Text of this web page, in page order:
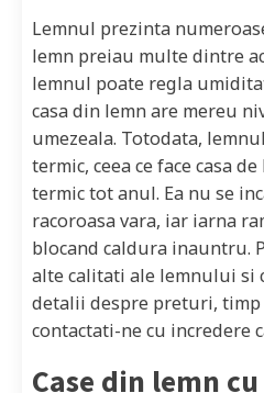
Lemnul prezinta
lemn preiau multe dintre
lemnul poate regla
casa din lemn are mereu
umezeala. Totodata,
termic, ceea ce face casa
termic tot anul. Ea nu se
racoroasa vara, iar iarna
blocand caldura inauntru.
alte calitati ale lemnului si
detalii despre preturi, timp
contactati-ne cu incredere
Case din lemn